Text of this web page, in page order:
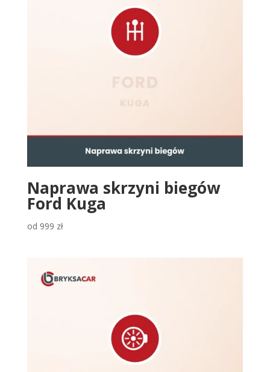
Naprawa skrzyni biegów
Ford Kuga
od 999 zł